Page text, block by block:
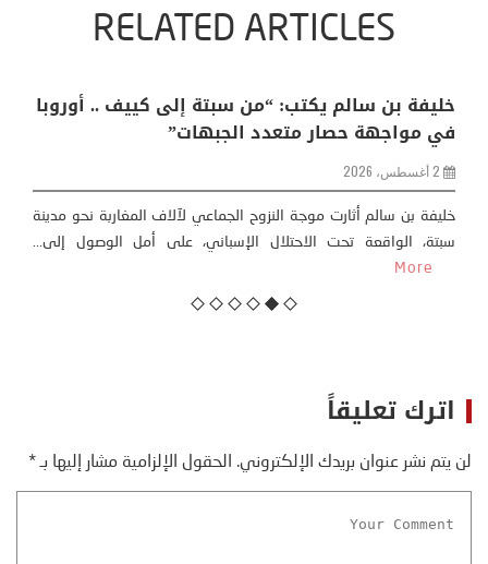
RELATED ARTICLES
خليفة بن سالم يكتب: “من سبتة إلى كييف .. أوروبا
في مواجهة حصار متعدد الجبهات”
2 أغسطس، 2026
خليفة بن سالم أثارت موجة النزوح الجماعي لآلاف المغاربة نحو مدينة
سبتة، الواقعة تحت الاحتلال الإسباني، على أمل الوصول إلى...
More
اترك تعليقاً
لن يتم نشر عنوان بريدك الإلكتروني. الحقول الإلزامية مشار إليها بـ*